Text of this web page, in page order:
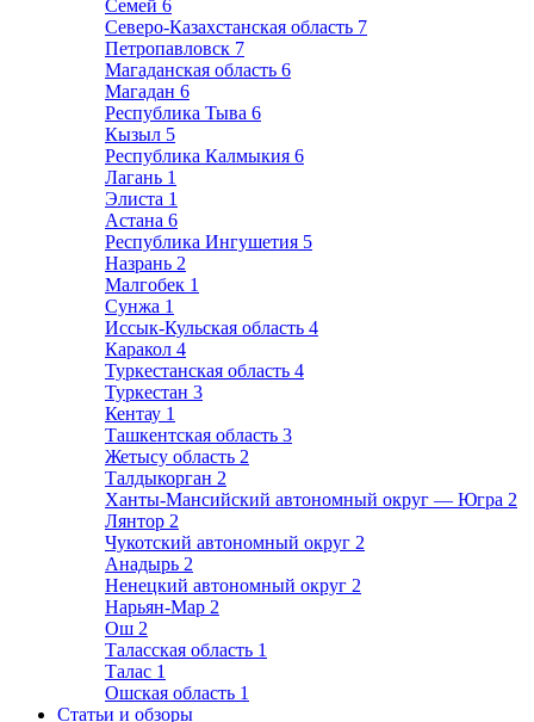
Семей 6
Северо-Казахстанская область 7
Петропавловск 7
Магаданская область 6
Магадан 6
Республика Тыва 6
Кызыл 5
Республика Калмыкия 6
Лагань 1
Элиста 1
Астана 6
Республика Ингушетия 5
Назрань 2
Малгобек 1
Сунжа 1
Иссык-Кульская область 4
Каракол 4
Туркестанская область 4
Туркестан 3
Кентау 1
Ташкентская область 3
Жетысу область 2
Талдыкорган 2
Ханты-Мансийский автономный округ — Югра 2
Лянтор 2
Чукотский автономный округ 2
Анадырь 2
Ненецкий автономный округ 2
Нарьян-Мар 2
Ош 2
Таласская область 1
Талас 1
Ошская область 1
Статьи и обзоры